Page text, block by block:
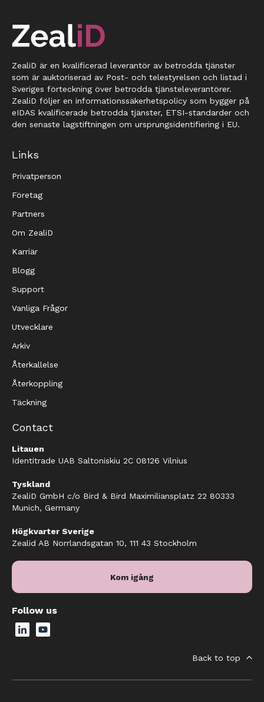
ZealiD är en kvalificerad leverantör av betrodda tjänster
som är auktoriserad av Post- och telestyrelsen och listad i
Sveriges förteckning över betrodda tjänsteleverantörer.
ZealiD följer en informationssäkerhetspolicy som bygger på
eIDAS kvalificerade betrodda tjänster, ETSI-standarder och
den senaste lagstiftningen om ursprungsidentifiering i EU.
Links
Privatperson
Företag
Partners
Om ZealiD
Karriär
Blogg
Support
Vanliga Frågor
Utvecklare
Arkiv
Återkallelse
Återkoppling
Täckning
Contact
Litauen
Identitrade UAB Saltoniskiu 2C 08126 Vilnius
Tyskland
ZealiD GmbH c/o Bird & Bird Maximiliansplatz 22 80333
Munich, Germany
Högkvarter Sverige
Zealid AB Norrlandsgatan 10, 111 43 Stockholm
Kom igång
Follow us
Back to top